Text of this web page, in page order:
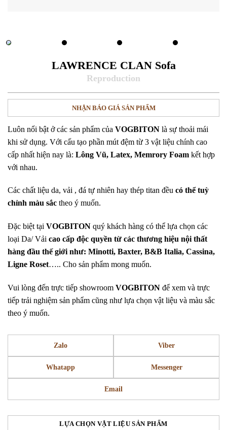
LAWRENCE CLAN Sofa
NHẬN BÁO GIÁ SẢN PHẨM
Luôn nổi bật ở các sản phẩm của VOGBITON là sự thoải mái
khi sử dụng. Với cấu tạo phần mút đệm từ 3 vật liệu chính cao
cấp nhất hiện nay là: Lông Vũ, Latex, Memrory Foam kết hợp
với nhau.
Các chất liệu da, vải , đá tự nhiên hay thép titan đều có thể tuỳ
chỉnh màu sắc theo ý muốn.
Đặc biệt tại VOGBITON quý khách hàng có thể lựa chọn các
loại Da/ Vải cao cấp độc quyền từ các thương hiệu nội thất
hàng đầu thế giới như: Minotti, Baxter, B&B Italia, Cassina,
Ligne Roset….. Cho sản phẩm mong muốn.
Vui lòng đến trực tiếp showroom VOGBITON để xem và trực
tiếp trải nghiệm sản phẩm cũng như lựa chọn vật liệu và màu sắc
theo ý muốn.
Zalo Viber
Whatapp Messenger
Email
LỰA CHỌN VẬT LIỆU SẢN PHẨM